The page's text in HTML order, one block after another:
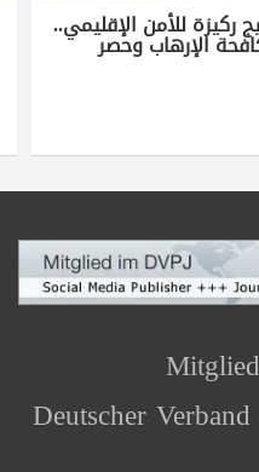
ركيزة للأمن الإقليمي..
الإرهاب وحصر
Deutscher